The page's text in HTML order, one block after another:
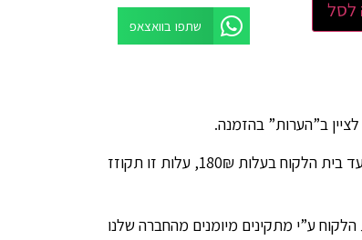
לסל
שתפו בוואצאפ
ניתן להזמין שירות מדידות וייעוץ עד בית הלקוח בעלות 180₪, עלות זו תקוזז
ע”י מתקינים מיומנים מהחברה שלנו